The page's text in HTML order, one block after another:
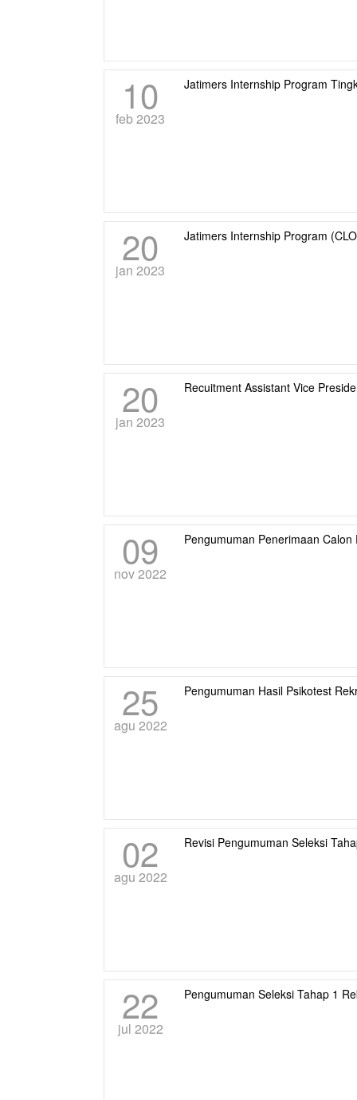
10
feb 2023
Jatimers Internship Program
20
jan 2023
Jatimers Internship Program
20
jan 2023
Recuitment Assistant Vice
09
nov 2022
Pengumuman Penerimaan Calon
25
agu 2022
Pengumuman Hasil Psikotest
02
agu 2022
Revisi Pengumuman Seleksi
22
jul 2022
Pengumuman Seleksi Tahap 1